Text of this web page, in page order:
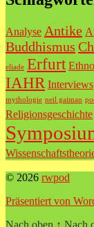
Analyse Antike
Buddhismus
eliade Erfurt
IAHR Interviews
mythologie neil gaiman
Religionsgeschichte
© 2026 rwpod
Präsentiert von
Nach oben ↑ Nach